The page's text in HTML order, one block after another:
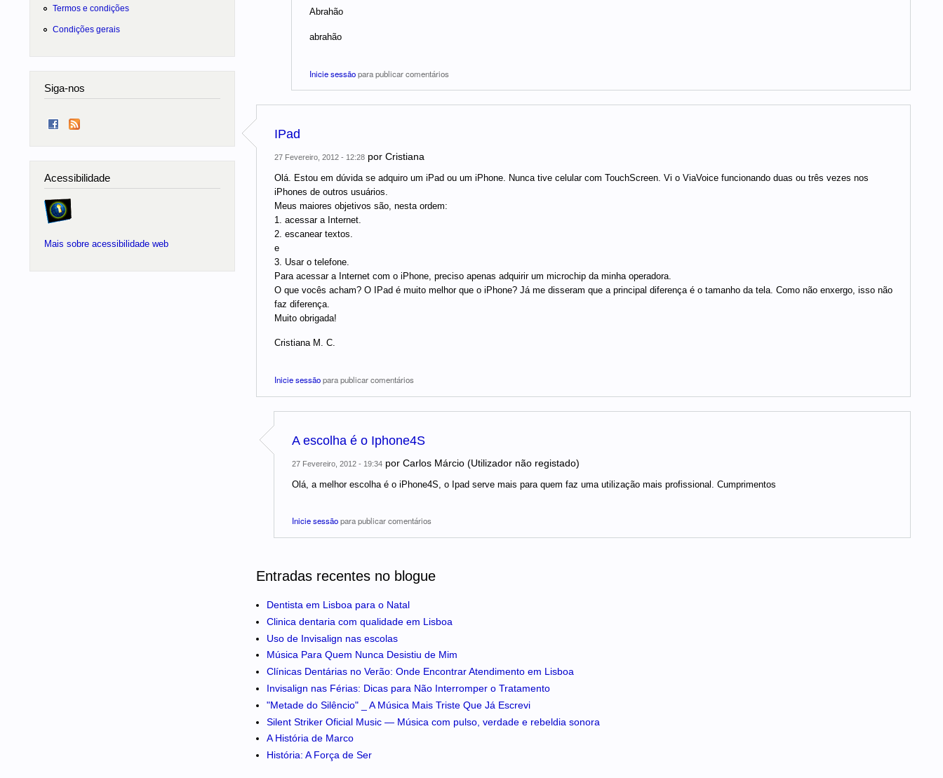
Abrahão
abrahão
Inicie sessãopara publicar comentários
IPad
27 Fevereiro, 2012 - 12:28por Cristiana
Olá. Estou em dúvida se adquiro um iPad ou um iPhone. Nunca tive celular com TouchScreen. Vi o ViaVoice funcionando duas ou três vezes nos
iPhones de outros usuários.
Meus maiores objetivos são, nesta ordem:
1. acessar a Internet.
2. escanear textos.
e
3. Usar o telefone.
Para acessar a Internet com o iPhone, preciso apenas adquirir um microchip da minha operadora.
O que vocês acham? O IPad é muito melhor que o iPhone? Já me disseram que a principal diferença é o tamanho da tela. Como não enxergo, isso não
faz diferença.
Muito obrigada!
Cristiana M. C.
Inicie sessãopara publicar comentários
A escolha é o Iphone4S
27 Fevereiro, 2012 - 19:34por Carlos Márcio (Utilizador não registado)
Olá, a melhor escolha é o iPhone4S, o Ipad serve mais para quem faz uma utilização mais profissional. Cumprimentos
Inicie sessãopara publicar comentários
Entradas recentes no blogue
Dentista em Lisboa para o Natal
Clinica dentaria com qualidade em Lisboa
Uso de Invisalign nas escolas
Música Para Quem Nunca Desistiu de Mim
Clínicas Dentárias no Verão: Onde Encontrar Atendimento em Lisboa
Invisalign nas Férias: Dicas para Não Interromper o Tratamento
"Metade do Silêncio" _ A Música Mais Triste Que Já Escrevi
Silent Striker Oficial Music — Música com pulso, verdade e rebeldia sonora
A História de Marco
História: A Força de Ser
Termos e condições
Condições gerais
Siga-nos
Acessibilidade
Mais sobre acessibilidade web